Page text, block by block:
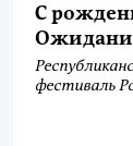
С
фестиваль